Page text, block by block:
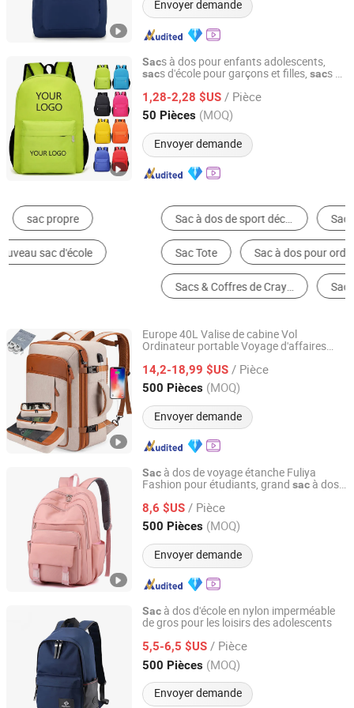
Envoyer demande
Sacs à dos pour enfants adolescents,
sacs d'école pour garçons et filles, sacs à
enfants
1,28-2,28 $US / Pièce
50 Pièces (MOQ)
Envoyer demande
Ningbo Wisdom Office Co., Ltd.
Zhejiang, China Depuis 2026
Sac à dos étudiant
Sac Tote
Sac à bandoulière
Europe 40L Valise de cabine Vol
Ordinateur portable Voyage d'affaires
14,2-18,99 $US / Pièce
500 Pièces (MOQ)
Envoyer demande
QUANZHOU DANKIN IMP AND EXP CO., LTD.
Fujian, China Depuis 2020
Sac à dos de voyage étanche Fuliya
Fashion pour étudiants, grand sac à dos
école
8,6 $US / Pièce
500 Pièces (MOQ)
Envoyer demande
Guangzhou Fu Li Ya Industry Co., Ltd.
Guangdong, China Depuis 2011
Sac à dos d'école en nylon imperméable
de gros pour les loisirs des adolescents
5,5-6,5 $US / Pièce
500 Pièces (MOQ)
Envoyer demande
Panway Industries Co., Ltd.
Fujian, China Depuis 2004